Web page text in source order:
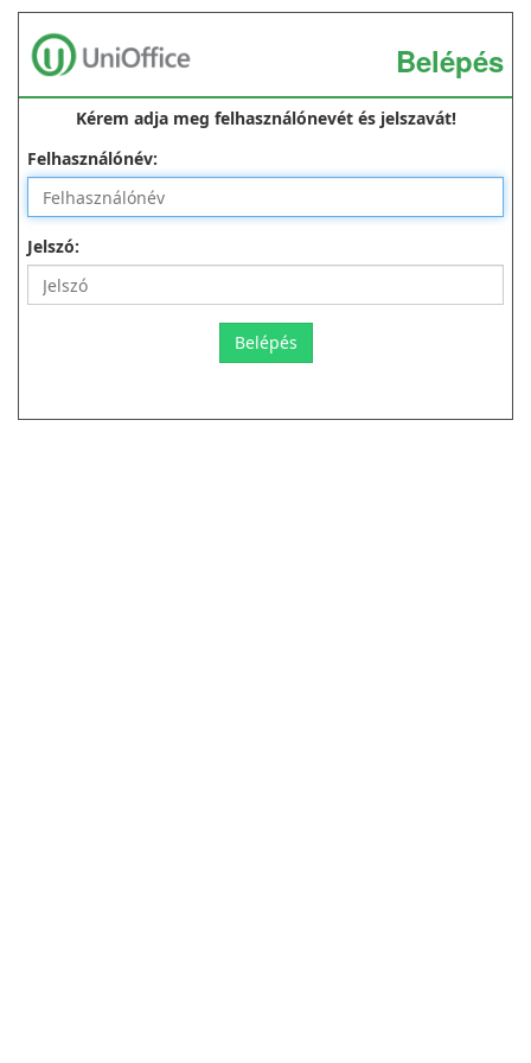
Belépés
Kérem adja meg felhasználónevét és jelszavát!
Felhasználónév:
Jelszó:
Belépés